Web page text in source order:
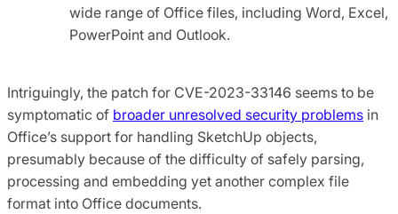
wide range of Office files, including Word, Excel,
PowerPoint and Outlook.
Intriguingly, the patch for CVE-2023-33146 seems to be
symptomatic of broader unresolved security problems in
Office’s support for handling SketchUp objects,
presumably because of the difficulty of safely parsing,
processing and embedding yet another complex file
format into Office documents.